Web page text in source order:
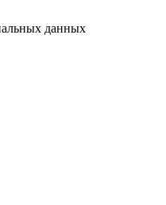
данных